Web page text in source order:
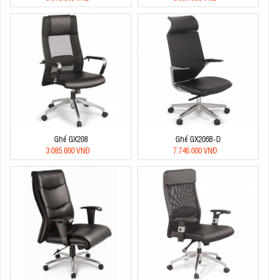
Ghế GX208
3.085.000 VNĐ
Ghế GX206B-D
7.746.000 VNĐ